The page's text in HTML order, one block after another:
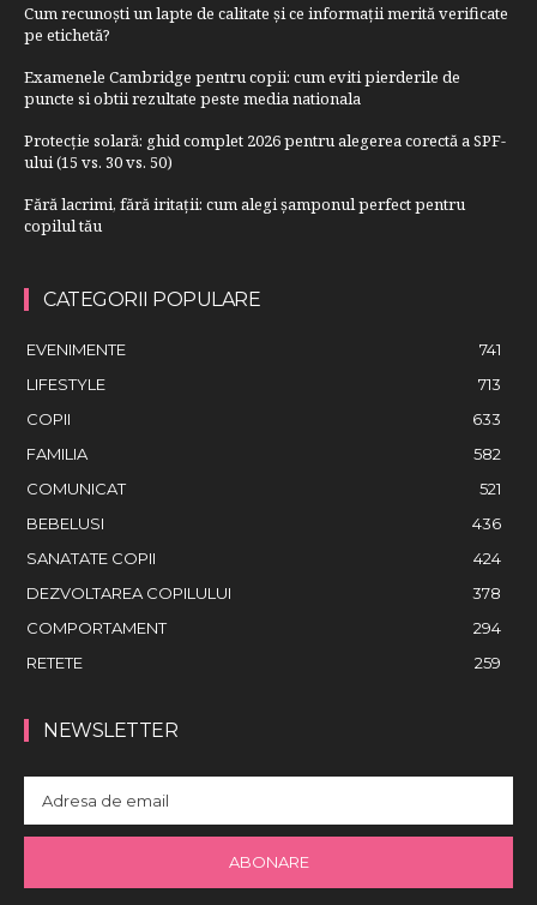
Cum recunoști un lapte de calitate și ce informații merită verificate
pe etichetă?
Examenele Cambridge pentru copii: cum eviti pierderile de
puncte si obtii rezultate peste media nationala
Protecție solară: ghid complet 2026 pentru alegerea corectă a SPF-
ului (15 vs. 30 vs. 50)
Fără lacrimi, fără iritații: cum alegi șamponul perfect pentru
copilul tău
CATEGORII POPULARE
EVENIMENTE
741
LIFESTYLE
713
COPII
633
FAMILIA
582
COMUNICAT
521
BEBELUSI
436
SANATATE COPII
424
DEZVOLTAREA COPILULUI
378
COMPORTAMENT
294
RETETE
259
NEWSLETTER
ABONARE